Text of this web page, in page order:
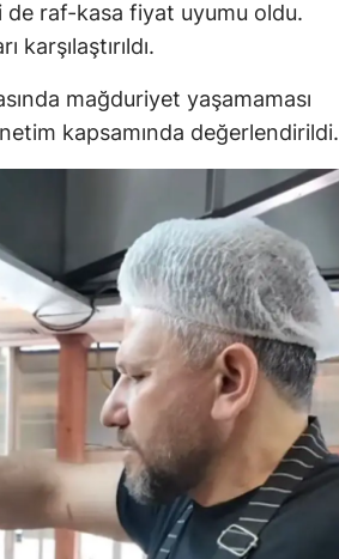
de raf-kasa fiyat uyumu oldu.
mağduriyet yaşamaması
kapsamında değerlendirildi.